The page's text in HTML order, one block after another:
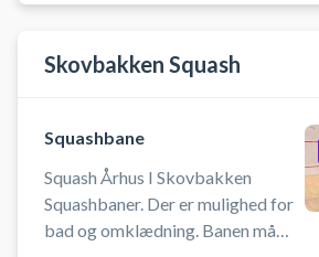
Skovbakken Squash
Squashbane
Squash Århus I Skovbakken
Squashbaner. Der er mulighed for
bad og omklædning. Banen må